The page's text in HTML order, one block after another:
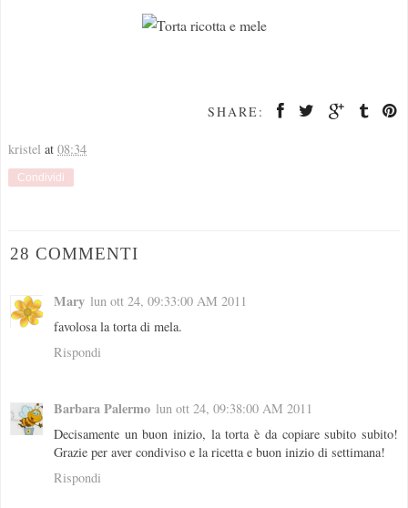
SHARE:
kristel at 08:34
Condividi
28 COMMENTI
Mary lun ott 24, 09:33:00 AM 2011
favolosa la torta di mela.
Rispondi
Barbara Palermo lun ott 24, 09:38:00 AM 2011
Decisamente un buon inizio, la torta è da copiare subito subito!
Grazie per aver condiviso e la ricetta e buon inizio di settimana!
Rispondi